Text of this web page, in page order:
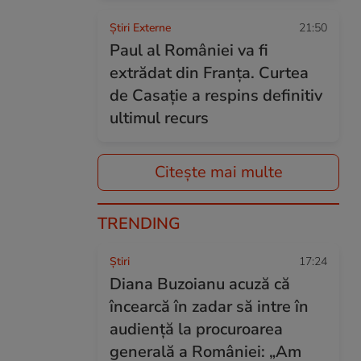
Știri Externe 21:50
Paul al României va fi
extrădat din Franța. Curtea
de Casație a respins definitiv
ultimul recurs
Citește mai multe
TRENDING
Ştiri 17:24
Diana Buzoianu acuză că
încearcă în zadar să intre în
audiență la procuroarea
generală a României: „Am